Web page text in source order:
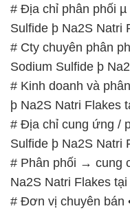
# Địa chỉ phân phối
Sulfide þ Na2S Natri
# Cty chuyên phân
Sodium Sulfide þ
# Kinh doanh và
þ Na2S Natri Flakes
# Địa chỉ cung ứng /
Sulfide þ Na2S Natri
# Phân phối → cung
Na2S Natri Flakes
# Đơn vị chuyên bán